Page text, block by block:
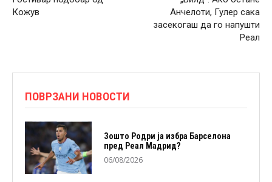
Кожув
Анчелоти, Гулер сака
засекогаш да го напушти
Реал
ПОВРЗАНИ НОВОСТИ
Зошто Родри ја избра Барселона
пред Реал Мадрид?
06/08/2026